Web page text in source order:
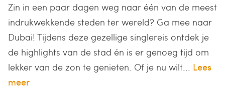
Zin in een paar dagen weg naar één van de meest
indrukwekkende steden ter wereld? Ga mee naar
Dubai! Tijdens deze gezellige singlereis ontdek je
de highlights van de stad én is er genoeg tijd om
lekker van de zon te genieten. Of je nu wilt... Lees
meer